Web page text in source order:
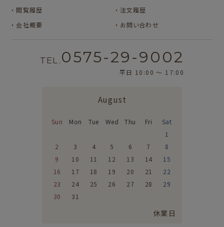
サンリオキャラクタ
ーズ
閲覧履歴
注文履歴
会社概要
お問い合わせ
TEL. 0575-29-9002
平日 10:00 〜 17:00
August
Sun Mon Tue Wed Thu Fri
Sat
1
2
3 4 5 6 7
8
9
10 11 12 13 14
15
16
17 18 19 20 21
22
23
24 25 26 27 28
29
30
31
休業日